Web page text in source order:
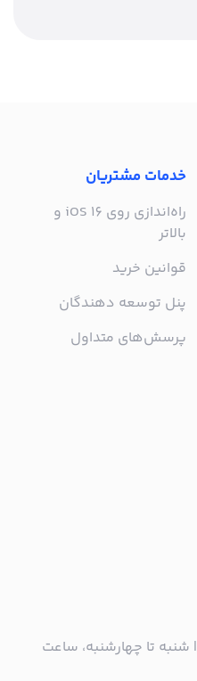
خدمات مشتریان
راه‌اندازی روی iOS 16 و
بالاتر
قوانین خرید
پنل توسعه دهندگان
پرسش‌های متداول
تلفن پشتیبانی ۰۲۱۵۷۹۴۲۰۰۰ | شنبه تا چهارشنبه، ساعت